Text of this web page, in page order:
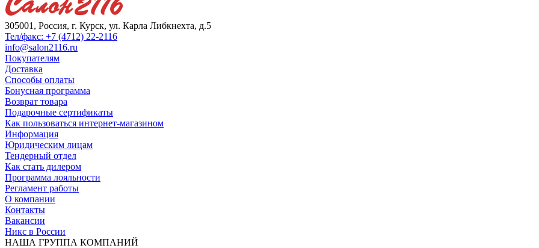
305001, Россия, г. Курск, ул. Карла Либкнехта, д.5
Тел/факс: +7 (4712) 22-2116
info@salon2116.ru
Покупателям
Доставка
Способы оплаты
Бонусная программа
Возврат товара
Подарочные сертификаты
Как пользоваться интернет-магазином
Информация
Юридическим лицам
Тендерный отдел
Как стать дилером
Программа лояльности
Регламент работы
О компании
Контакты
Вакансии
Никс в России
НАША ГРУППА КОМПАНИЙ